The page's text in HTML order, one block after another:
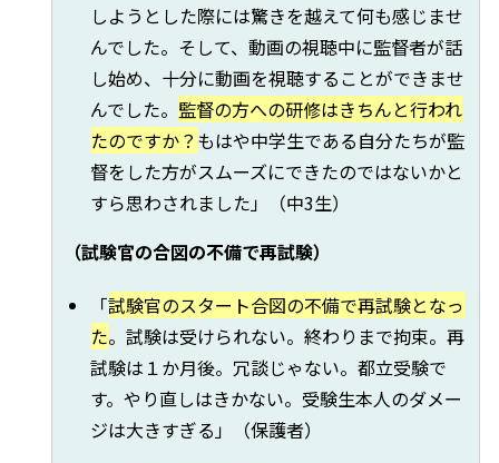
しようとした際には驚きを越えて何も感じませ
んでした。そして、動画の視聴中に監督者が話
し始め、十分に動画を視聴することができませ
んでした。 監督の方への研修はきちんと行われ
たのですか？ もはや中学生である自分たちが監
督をした方がスムーズにできたのではないかと
すら思わされました」（中3生）
（試験官の合図の不備で再試験）
「試験官のスタート合図の不備で再試験となっ
た。試験は受けられない。終わりまで拘束。再
試験は１か月後。冗談じゃない。都立受験で
す。やり直しはきかない。受験生本人のダメー
ジは大きすぎる」（保護者）